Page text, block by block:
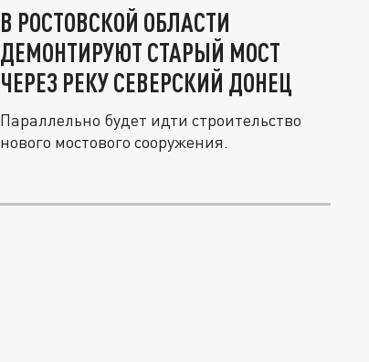
В РОСТОВСКОЙ ОБЛАСТИ
ДЕМОНТИРУЮТ СТАРЫЙ МОСТ
ЧЕРЕЗ РЕКУ СЕВЕРСКИЙ ДОНЕЦ
Параллельно будет идти строительство
нового мостового сооружения.